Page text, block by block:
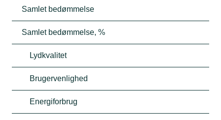
Samlet bedømmelse
Samlet bedømmelse, %
Lydkvalitet
Brugervenlighed
Energiforbrug